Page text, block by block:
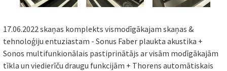
17.06.2022 skaņas komplekts vismodīgākajam skaņas &
tehnoloģiju entuziastam - Sonus Faber plaukta akustika +
Sonos multifunkionālais pastiprinātājs ar visām modīgākajām
tīkla un viedierīču draugu funkcijām + Thorens automātiskais